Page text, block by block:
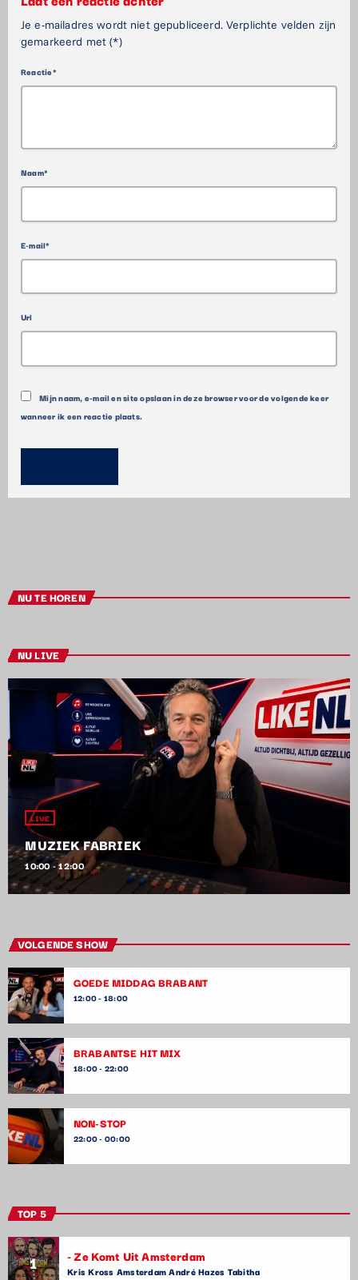
Je e-mailadres wordt niet gepubliceerd. Verplichte velden zijn
gemarkeerd met (*)
Reactie*
Naam*
E-mail*
Url
Mijn naam, e-mail en site opslaan in deze browser voor de volgende keer
wanneer ik een reactie plaats.
NU TE HOREN
NU LIVE
LIVE
MUZIEK FABRIEK
10:00 - 12:00
VOLGENDE SHOW
GOEDE MIDDAG BRABANT
12:00 - 18:00
BRABANTSE HIT MIX
18:00 - 22:00
NON-STOP
22:00 - 00:00
TOP 5
1 - Ze Komt Uit Amsterdam
Kris Kross Amsterdam André Hazes Tabitha